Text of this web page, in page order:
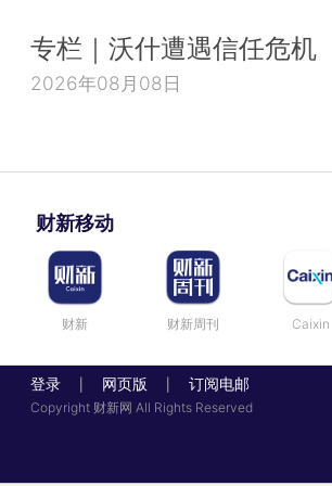
专栏｜沃什遭遇信任危机
2026年08月08日
财新移动
财新 财新周刊 Caixin
登录 网页版 订阅电邮
Copyright 财新网 All Rights Reserved